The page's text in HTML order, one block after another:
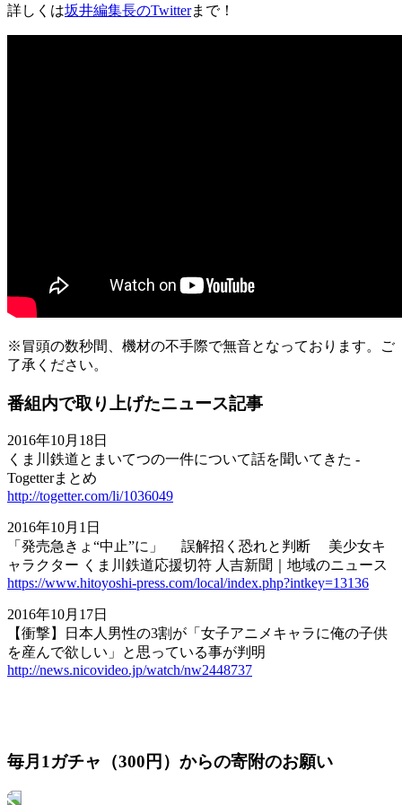
詳しくは坂井編集長のTwitterまで！
※冒頭の数秒間、機材の不手際で無音となっております。ご
了承ください。
番組内で取り上げたニュース記事
2016年10月18日
くま川鉄道とまいてつの一件について話を聞いてきた -
Togetterまとめ
http://togetter.com/li/1036049
2016年10月1日
「発売急きょ“中止”に」 誤解招く恐れと判断 美少女キ
ャラクター くま川鉄道応援切符 人吉新聞｜地域のニュース
https://www.hitoyoshi-press.com/local/index.php?intkey=13136
2016年10月17日
【衝撃】日本人男性の3割が「女子アニメキャラに俺の子供
を産んで欲しい」と思っている事が判明
http://news.nicovideo.jp/watch/nw2448737
毎月1ガチャ（300円）からの寄附のお願い